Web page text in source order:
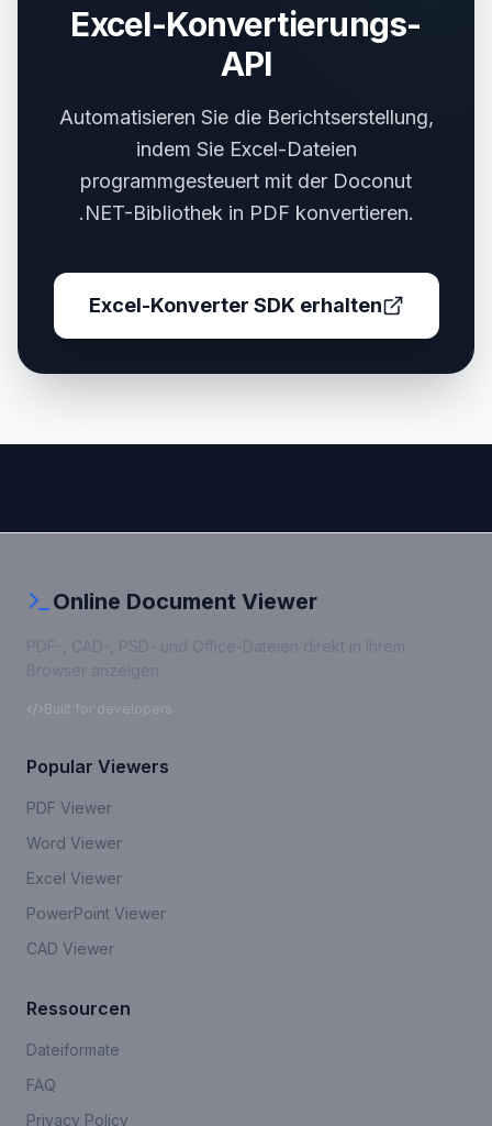
Excel-Konvertierungs-
API
Automatisieren Sie die Berichtserstellung,
indem Sie Excel-Dateien
programmgesteuert mit der Doconut
.NET-Bibliothek in PDF konvertieren.
Excel-Konverter SDK erhalten
Online Document Viewer
PDF-, CAD-, PSD- und Office-Dateien direkt in Ihrem
Browser anzeigen
Built for developers
Popular Viewers
PDF Viewer
Word Viewer
Excel Viewer
PowerPoint Viewer
CAD Viewer
Ressourcen
Dateiformate
FAQ
Privacy Policy